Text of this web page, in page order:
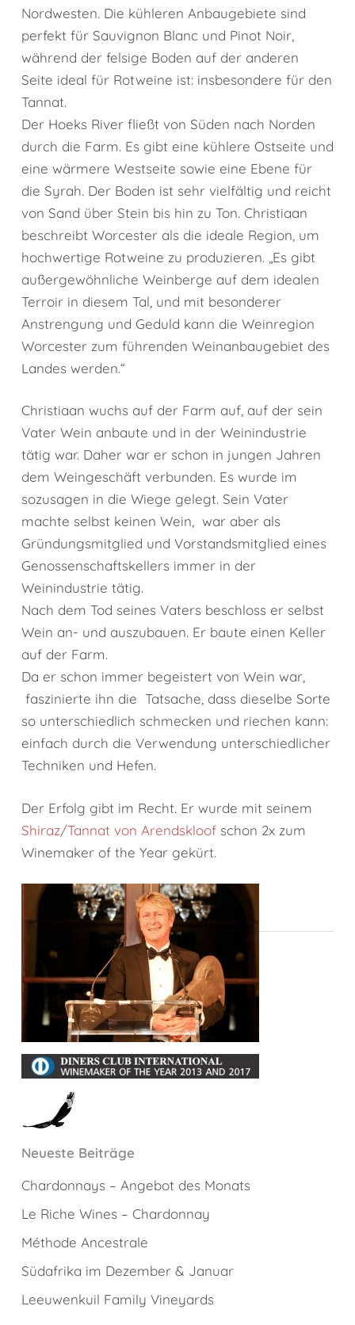
Nordwesten. Die kühleren Anbaugebiete sind
perfekt für Sauvignon Blanc und Pinot Noir,
während der felsige Boden auf der anderen
Seite ideal für Rotweine ist: insbesondere für den
Tannat.
Der Hoeks River fließt von Süden nach Norden
durch die Farm. Es gibt eine kühlere Ostseite und
eine wärmere Westseite sowie eine Ebene für
die Syrah. Der Boden ist sehr vielfältig und reicht
von Sand über Stein bis hin zu Ton. Christiaan
beschreibt Worcester als die ideale Region, um
hochwertige Rotweine zu produzieren. „Es gibt
außergewöhnliche Weinberge auf dem idealen
Terroir in diesem Tal, und mit besonderer
Anstrengung und Geduld kann die Weinregion
Worcester zum führenden Weinanbaugebiet des
Landes werden.“
Christiaan wuchs auf der Farm auf, auf der sein
Vater Wein anbaute und in der Weinindustrie
tätig war. Daher war er schon in jungen Jahren
dem Weingeschäft verbunden. Es wurde im
sozusagen in die Wiege gelegt. Sein Vater
machte selbst keinen Wein, war aber als
Gründungsmitglied und Vorstandsmitglied eines
Genossenschaftskellers immer in der
Weinindustrie tätig.
Nach dem Tod seines Vaters beschloss er selbst
Wein an- und auszubauen. Er baute einen Keller
auf der Farm.
Da er schon immerbegeistert von Wein war,
faszinierte ihn die Tatsache, dass dieselbe Sorte
so unterschiedlich schmecken und riechen kann:
einfach durch die Verwendung unterschiedlicher
Techniken und Hefen.
Der Erfolg gibt im Recht. Er wurde mit seinem
Shiraz/Tannat von Arendskloofschon 2x zum
Winemaker of the Year gekürt.
Neueste Beiträge
Chardonnays – Angebot des Monats
Le Riche Wines – Chardonnay
Méthode Ancestrale
Südafrika im Dezember & Januar
Leeuwenkuil Family Vineyards